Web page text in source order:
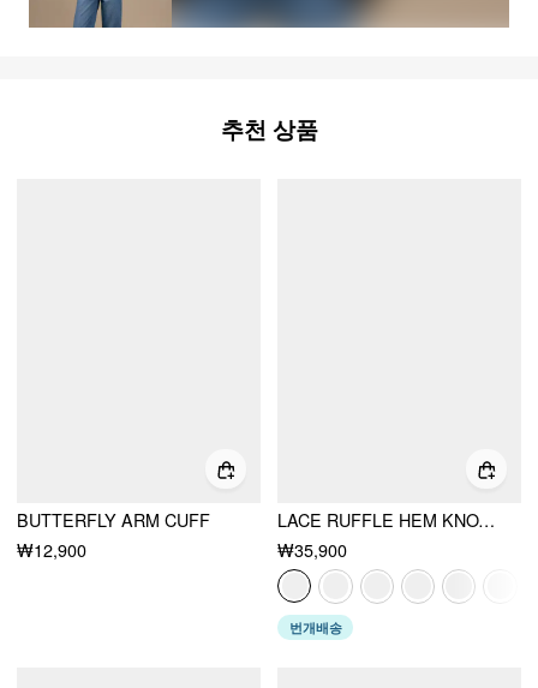
추천 상품
BUTTERFLY ARM CUFF
₩12,900
LACE RUFFLE HEM KNOTTED KNIT CROP TOP
₩35,900
번개배송